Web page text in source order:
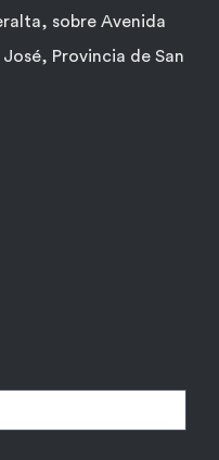
sobre Avenida
Provincia de San